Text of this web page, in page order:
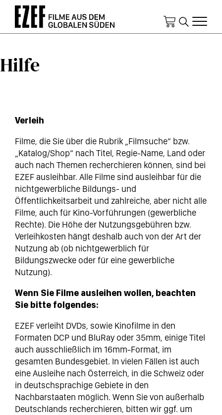
Direkt
Inhalt
Hilfe
Verleih
Filme, die Sie über die Rubrik „Filmsuche“ bzw.
„Katalog/Shop“ nach Titel, Regie-Name, Land oder
auch nach Themen recherchieren können, sind bei
EZEF ausleihbar. Alle Filme sind ausleihbar für die
nichtgewerbliche Bildungs- und
Öffentlichkeitsarbeit und zahlreiche, aber nicht alle
Filme, auch für Kino-Vorführungen (gewerbliche
Rechte). Die Höhe der Nutzungsgebühren bzw.
Verleihkosten hängt deshalb auch von der Art der
Nutzung ab (ob nichtgewerblich für
Bildungszwecke oder für eine gewerbliche
Nutzung).
Wenn Sie Filme ausleihen wollen, beachten
Sie bitte folgendes:
EZEF verleiht DVDs, sowie Kinofilme in den
Formaten DCP und BluRay oder 35mm, einige Titel
auch ausschließlich im 16mm-Format, im
gesamten Bundesgebiet. In vielen Fällen ist auch
eine Ausleihe nach Österreich, in die Schweiz oder
in deutschsprachige Gebiete in den
Nachbarstaaten möglich. Wenn Sie von außerhalb
Deutschlands recherchieren, bitten wir ggf. um